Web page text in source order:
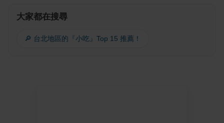
大家都在搜尋
🔎 台北地區的『小吃』Top 15 推薦！